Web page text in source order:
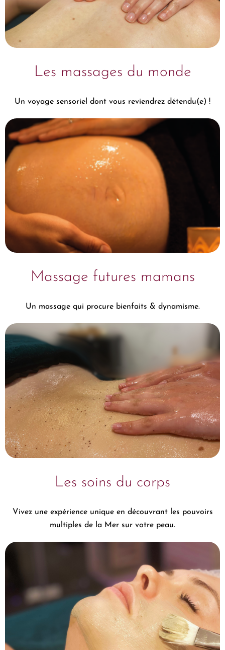
Les massages du monde
Un voyage sensoriel dont vous reviendrez détendu(e) !
Massage futures mamans
Un massage qui procure bienfaits & dynamisme.
Les soins du corps
Vivez une expérience unique en découvrant les pouvoirs
multiples de la Mer sur votre peau.